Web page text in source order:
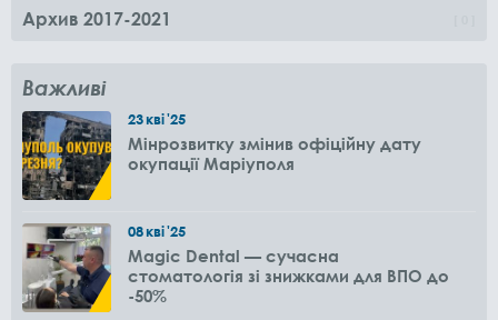
Архив 2017-2021
Важливі
23кві'25
Мінрозвитку змінив офіційну дату
окупації Маріуполя
08кві'25
Magic Dental — сучасна
стоматологія зі знижками для ВПО до
-50%